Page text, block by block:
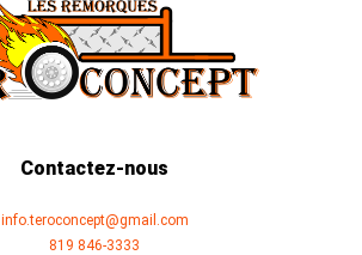
Contactez-nous
info.teroconcept@gmail.com
819 846-3333